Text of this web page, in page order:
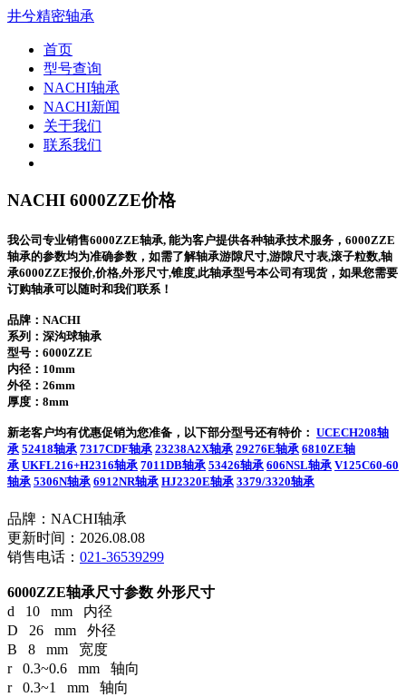
井兮精密轴承
首页
型号查询
NACHI轴承
NACHI新闻
关于我们
联系我们
NACHI 6000ZZE价格
我公司专业销售6000ZZE轴承, 能为客户提供各种轴承技术服务，6000ZZE
轴承的参数均为准确参数，如需了解轴承游隙尺寸,游隙尺寸表,滚子粒数,轴
承6000ZZE报价,价格,外形尺寸,锥度,此轴承型号本公司有现货，如果您需要
订购轴承可以随时和我们联系！
品牌：NACHI
系列：深沟球轴承
型号： 6000ZZE
内径：10mm
外径：26mm
厚度：8mm
新老客户均有优惠促销为您准备，以下部分型号还有特价： UCECH208轴
承 52418轴承 7317CDF轴承 23238A2X轴承 29276E轴承 6810ZE轴
承 UKFL216+H2316轴承 7011DB轴承 53426轴承 606NSL轴承 V125C60-60
轴承 5306N轴承 6912NR轴承 HJ2320E轴承 3379/3320轴承
品牌：NACHI轴承
更新时间：2026.08.08
销售电话： 021-36539299
6000ZZE轴承尺寸参数 外形尺寸
d 10 mm 内径
D 26 mm 外径
B 8 mm 宽度
r 0.3~0.6 mm 轴向
r 0.3~1 mm 轴向